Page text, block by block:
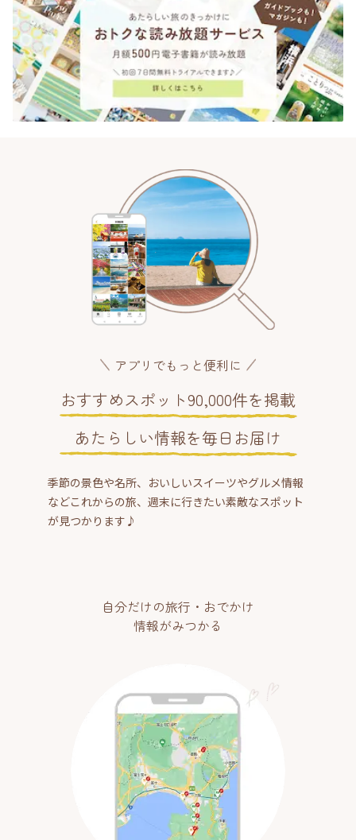
アプリでもっと便利に
おすすめスポット90,000件を掲載
あたらしい情報を毎日お届け
季節の景色や名所、おいしいスイーツやグルメ情報
などこれからの旅、週末に行きたい素敵なスポット
が見つかります♪
自分だけの旅行・おでかけ
情報がみつかる